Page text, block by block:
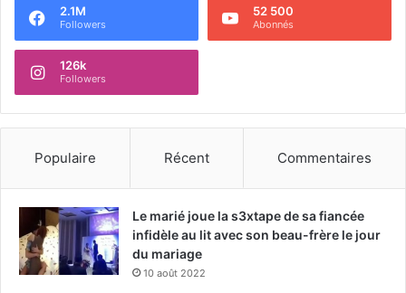
2.1M
Followers
52 500
Abonnés
126k
Followers
Populaire Récent Commentaires
Le marié joue la s3xtape de sa fiancée
infidèle au lit avec son beau-frère le jour
du mariage
10 août 2022